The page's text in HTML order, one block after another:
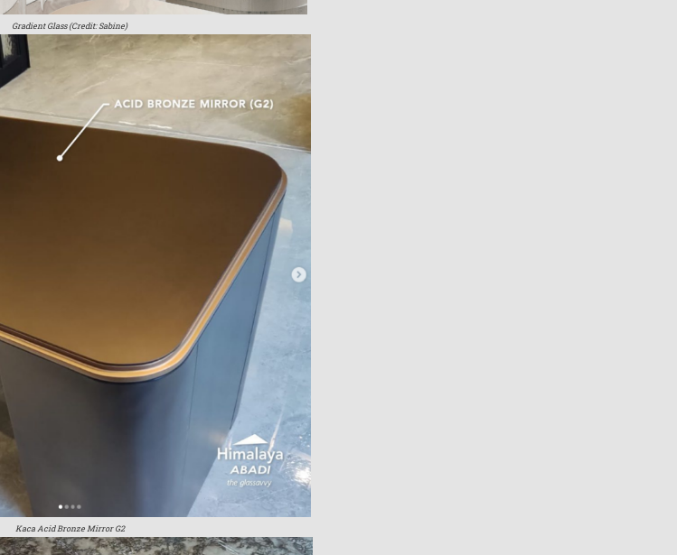
Gradient Glass (Credit: Sabine)
Kaca Acid Bronze Mirror G2